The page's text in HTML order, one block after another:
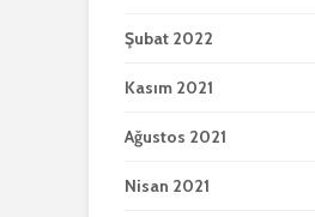
Şubat 2022
Kasım 2021
Ağustos 2021
Nisan 2021